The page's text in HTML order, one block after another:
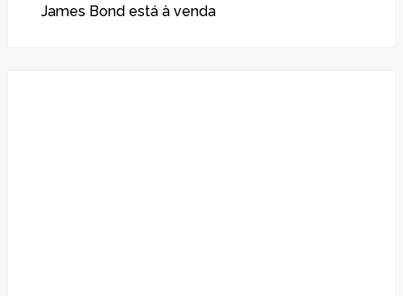
James Bond está à venda